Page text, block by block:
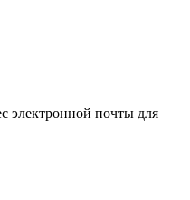
электронной почты для